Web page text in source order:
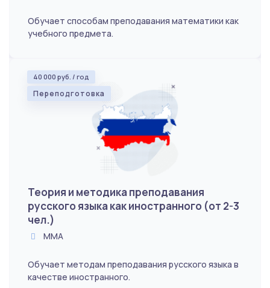
Обучает способам преподавания математики как
учебного предмета.
40 000 руб. / год
Переподготовка
Теория и методика преподавания
русского языка как иностранного (от 2-3
чел.)
ММА
Обучает методам преподавания русского языка в
качестве иностранного.